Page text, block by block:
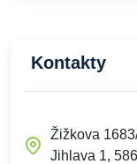
Kontakty
Žižkova
Jihlava 1,